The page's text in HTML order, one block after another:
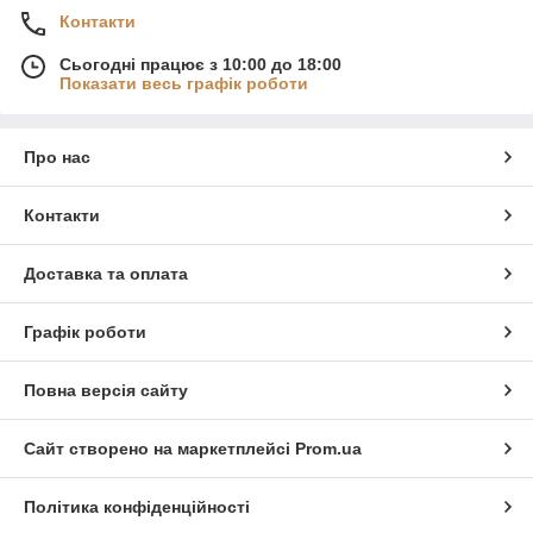
Контакти
Сьогодні працює з 10:00 до 18:00
Показати весь графік роботи
Про нас
Контакти
Доставка та оплата
Графік роботи
Повна версія сайту
Сайт створено на маркетплейсі Prom.ua
Політика конфіденційності